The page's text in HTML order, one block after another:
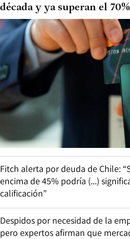
década y ya superan el 70%
Fitch alerta por deuda de Chile:
encima de 45% podría (...)
calificación”
Despidos por necesidad de la
pero expertos afirman que